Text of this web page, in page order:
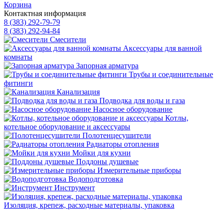
Корзина
Контактная информация
8 (383) 292-79-79
8 (383) 292-94-84
Смесители
Аксессуары для ванной
комнаты
Запорная арматура
Трубы и соединительные
фитинги
Канализация
Подводка для воды и газа
Насосное оборудование
Котлы,
котельное оборудование и аксессуары
Полотенцесушители
Радиаторы отопления
Мойки для кухни
Поддоны душевые
Измерительные приборы
Водоподготовка
Инструмент
Изоляция, крепеж, расходные материалы, упаковка